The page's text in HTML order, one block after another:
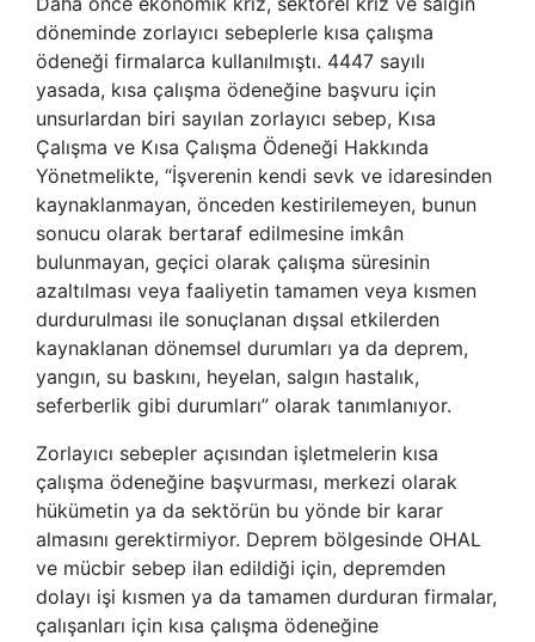
döneminde zorlayıcı sebeplerle kısa çalışma
ödeneği firmalarca kullanılmıştı. 4447 sayılı
yasada, kısa çalışma ödeneğine başvuru için
unsurlardan biri sayılan zorlayıcı sebep, Kısa
Çalışma ve Kısa Çalışma Ödeneği Hakkında
Yönetmelikte, “İşverenin kendi sevk ve idaresinden
kaynaklanmayan, önceden kestirilemeyen, bunun
sonucu olarak bertaraf edilmesine imkân
bulunmayan, geçici olarak çalışma süresinin
azaltılması veya faaliyetin tamamen veya kısmen
durdurulması ile sonuçlanan dışsal etkilerden
kaynaklanan dönemsel durumları ya da deprem,
yangın, su baskını, heyelan, salgın hastalık,
seferberlik gibi durumları” olarak tanımlanıyor.
Zorlayıcı sebepler açısından işletmelerin kısa
çalışma ödeneğine başvurması, merkezi olarak
hükümetin ya da sektörün bu yönde bir karar
almasını gerektirmiyor. Deprem bölgesinde OHAL
ve mücbir sebep ilan edildiği için, depremden
dolayı işi kısmen ya da tamamen durduran firmalar,
çalışanları için kısa çalışma ödeneğine